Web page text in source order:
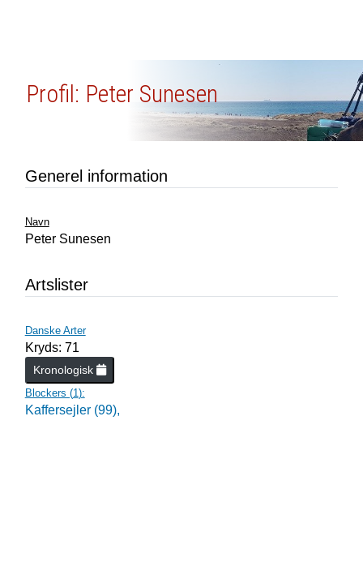
Profil: Peter Sunesen
Generel information
Navn
Peter Sunesen
Artslister
Danske Arter
Kryds: 71
Kronologisk
Blockers (1):
Kaffersejler (99),